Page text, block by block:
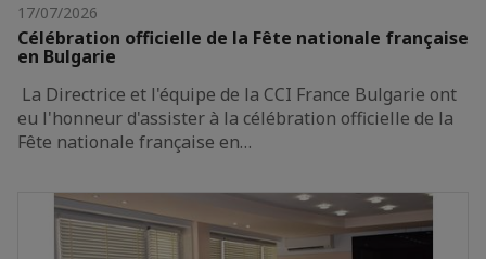
17/07/2026
Célébration officielle de la Fête nationale française
en Bulgarie
La Directrice et l'équipe de la CCI France Bulgarie ont
eu l'honneur d'assister à la célébration officielle de la
Fête nationale française en…